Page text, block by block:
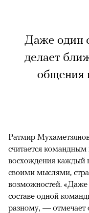
Даже один
делает
общения
Ратмир
считается
восхождения каждый
своими мыслями,
возможностей.
составе одной
разному, — отмечает